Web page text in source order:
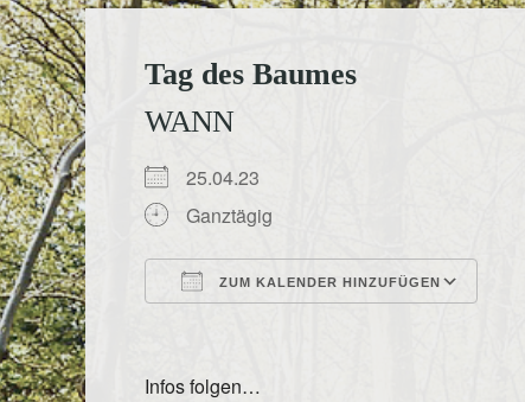
Tag des Baumes
WANN
25.04.23
Ganztägig
ZUM KALENDER HINZUFÜGEN
Infos folgen…